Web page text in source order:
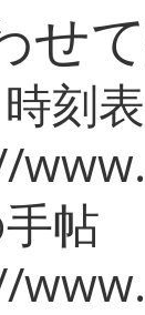
せ
刻表
帖